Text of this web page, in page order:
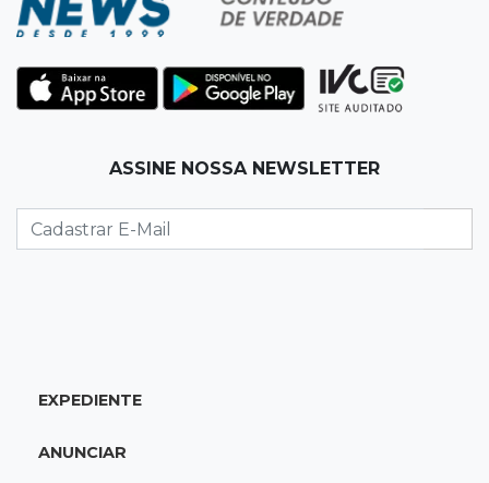
Athletico vence Santos por 2 a 0 e mantém 3º
lugar no Brasileirão
Oportunidades
com salários de até R$ 10,2 mil
18:15Nubank Parque
rodada do Brasileirão
ASSINE NOSSA NEWSLETTER
EXPEDIENTE
ANUNCIAR